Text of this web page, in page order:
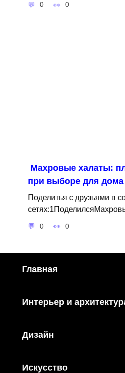
0 0
Махровые халаты:
при выборе для дома
Поделитья с друзьями в
0 0
Главная
Интерьер и
Дизайн
Искусство